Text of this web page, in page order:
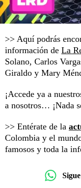
>> Aquí podrás
información de La
Solano, Carlos
Giraldo y Mary
¡Accede ya a
a nosotros… ¡Nada
>> Entérate de la
Colombia y el
famosos y toda la